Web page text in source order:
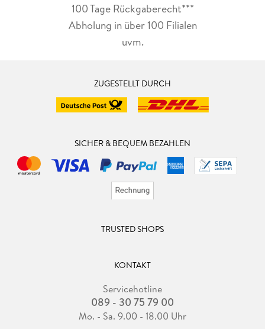
100 Tage Rückgaberecht***
Abholung in über 100 Filialen
uvm.
ZUGESTELLT DURCH
SICHER & BEQUEM BEZAHLEN
TRUSTED SHOPS
KONTAKT
Servicehotline
089 - 30 75 79 00
Mo. - Sa. 9.00 - 18.00 Uhr